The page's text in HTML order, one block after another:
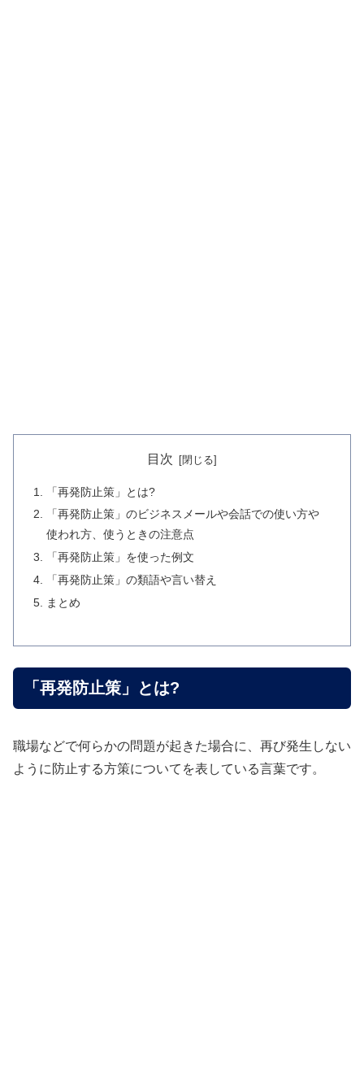
目次
「再発防止策」とは?
「再発防止策」のビジネスメールや会話での使い方や
使われ方、使うときの注意点
「再発防止策」を使った例文
「再発防止策」の類語や言い替え
まとめ
「再発防止策」とは?
職場などで何らかの問題が起きた場合に、再び発生しない
ように防止する方策についてを表している言葉です。